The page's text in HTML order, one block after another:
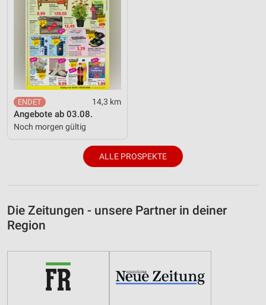
14,3 km
Angebote ab 03.08.
Noch morgen gültig
ALLE PROSPEKTE
Die Zeitungen - unsere Partner in deiner
Region